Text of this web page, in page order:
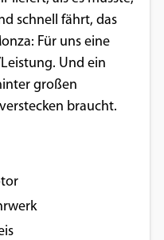
schnell fährt, das
Für uns eine
Und ein
großen
braucht.